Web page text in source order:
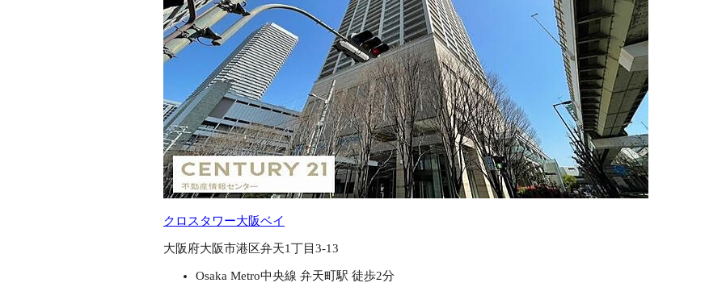
クロスタワー大阪ベイ
大阪府大阪市港区弁天1丁目3-13
Osaka Metro中央線 弁天町駅 徒歩2分